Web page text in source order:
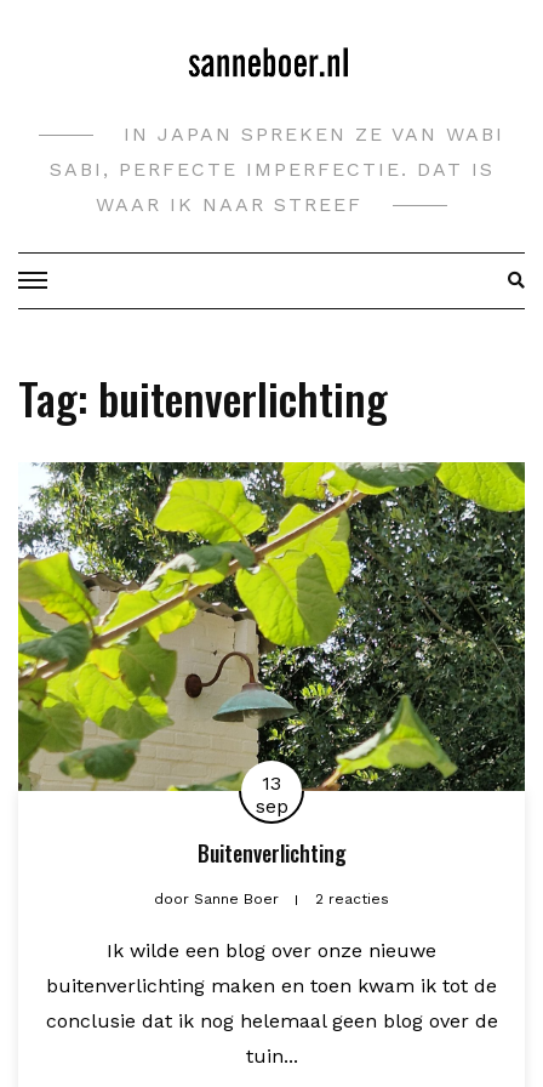
IN JAPAN SPREKEN ZE VAN WABI
SABI, PERFECTE IMPERFECTIE. DAT IS
WAAR IK NAAR STREEF
Tag: buitenverlichting
13
sep
Buitenverlichting
door Sanne Boer 2 reacties
Ik wilde een blog over onze nieuwe
buitenverlichting maken en toen kwam ik tot de
conclusie dat ik nog helemaal geen blog over de
tuin...